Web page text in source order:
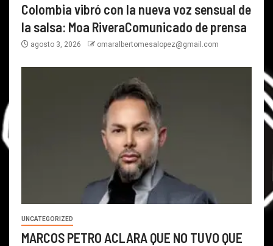
Colombia vibró con la nueva voz sensual de
la salsa: Moa RiveraComunicado de prensa
agosto 3, 2026 omaralbertomesalopez@gmail.com
UNCATEGORIZED
MARCOS PETRO ACLARA QUE NO TUVO QUE